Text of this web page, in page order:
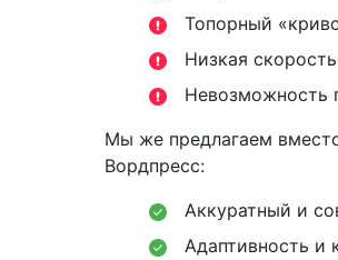
Топорный
Низкая
Невозможность
Мы же предлагаем
Вордпресс:
Аккуратный и
Адаптивность и